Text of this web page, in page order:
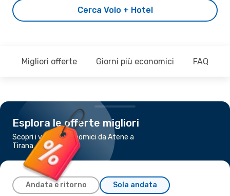
Cerca Volo + Hotel
Migliori offerte Giorni più economici FAQ
Esplora le offerte migliori
Scopri i voli più economici da Atene a
Tirana
Andata e ritorno Sola andata